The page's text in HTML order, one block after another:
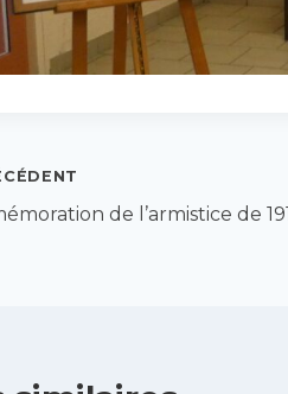
de l’armistice de